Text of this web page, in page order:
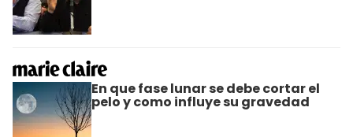
En que fase lunar se debe cortar el
pelo y como influye su gravedad